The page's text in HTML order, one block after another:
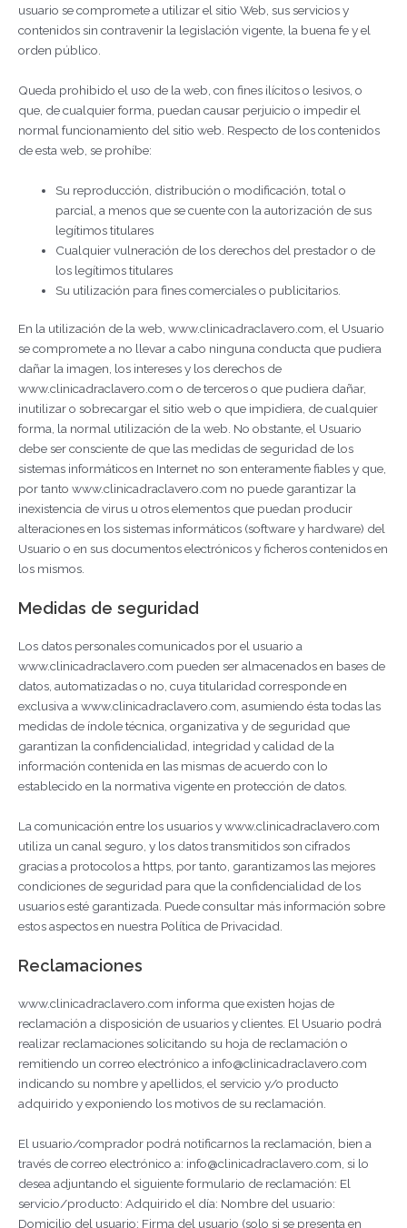
usuario se compromete a utilizar el sitio Web, sus servicios y
contenidos sin contravenir la legislación vigente, la buena fe y el
orden público.
Queda prohibido el uso de la web, con fines ilícitos o lesivos, o
que, de cualquier forma, puedan causar perjuicio o impedir el
normal funcionamiento del sitio web. Respecto de los contenidos
de esta web, se prohíbe:
Su reproducción, distribución o modificación, total o
parcial, a menos que se cuente con la autorización de sus
legítimos titulares
Cualquier vulneración de los derechos del prestador o de
los legítimos titulares
Su utilización para fines comerciales o publicitarios.
En la utilización de la web, www.clinicadraclavero.com, el Usuario
se compromete a no llevar a cabo ninguna conducta que pudiera
dañar la imagen, los intereses y los derechos de
www.clinicadraclavero.com o de terceros o que pudiera dañar,
inutilizar o sobrecargar el sitio web o que impidiera, de cualquier
forma, la normal utilización de la web. No obstante, el Usuario
debe ser consciente de que las medidas de seguridad de los
sistemas informáticos en Internet no son enteramente fiables y que,
por tanto www.clinicadraclavero.com no puede garantizar la
inexistencia de virus u otros elementos que puedan producir
alteraciones en los sistemas informáticos (software y hardware) del
Usuario o en sus documentos electrónicos y ficheros contenidos en
los mismos.
Medidas de seguridad
Los datos personales comunicados por el usuario a
www.clinicadraclavero.com pueden ser almacenados en bases de
datos, automatizadas o no, cuya titularidad corresponde en
exclusiva a www.clinicadraclavero.com, asumiendo ésta todas las
medidas de índole técnica, organizativa y de seguridad que
garantizan la confidencialidad, integridad y calidad de la
información contenida en las mismas de acuerdo con lo
establecido en la normativa vigente en protección de datos.
La comunicación entre los usuarios y www.clinicadraclavero.com
utiliza un canal seguro, y los datos transmitidos son cifrados
gracias a protocolos a https, por tanto, garantizamos las mejores
condiciones de seguridad para que la confidencialidad de los
usuarios esté garantizada. Puede consultar más información sobre
estos aspectos en nuestra Política de Privacidad.
Reclamaciones
www.clinicadraclavero.com informa que existen hojas de
reclamación a disposición de usuarios y clientes. El Usuario podrá
realizar reclamaciones solicitando su hoja de reclamación o
remitiendo un correo electrónico a info@clinicadraclavero.com
indicando su nombre y apellidos, el servicio y/o producto
adquirido y exponiendo los motivos de su reclamación.
El usuario/comprador podrá notificarnos la reclamación, bien a
través de correo electrónico a: info@clinicadraclavero.com, si lo
desea adjuntando el siguiente formulario de reclamación: El
servicio/producto: Adquirido el día: Nombre del usuario:
Domicilio del usuario: Firma del usuario (solo si se presenta en